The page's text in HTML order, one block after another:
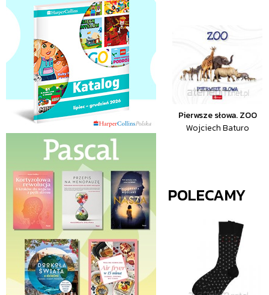
Pierwsze słowa. ZOO
Wojciech Baturo
POLECAMY